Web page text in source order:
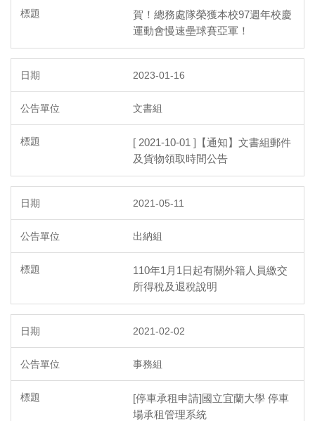
賀！總務處隊榮獲本校97週年校慶
運動會慢速壘球賽亞軍！
2023-01-16
文書組
[ 2021-10-01 ]【通知】文書組郵件
及貨物領取時間公告
2021-05-11
出納組
110年1月1日起有關外籍人員繳交
所得稅及退稅說明
2021-02-02
事務組
[停車承租申請]國立宜蘭大學 停車
場承租管理系統